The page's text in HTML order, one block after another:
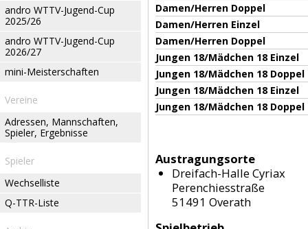
andro WTTV-Jugend-Cup
2025/26
andro WTTV-Jugend-Cup
2026/27
mini-Meisterschaften
Vereine
Adressen, Mannschaften,
Spieler, Ergebnisse
Spieler
Wechselliste
Q-TTR-Liste
Damen/Herren Doppel
Damen/Herren Einzel
Damen/Herren Doppel
Jungen 18/Mädchen 18 Einzel
Jungen 18/Mädchen 18 Doppel
Jungen 18/Mädchen 18 Einzel
Jungen 18/Mädchen 18 Doppel
Austragungsorte
Dreifach-Halle Cyriax
Perenchiesstraße
51491 Overath